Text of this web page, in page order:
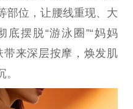
部位，让腰线重现、大
摆脱“游泳圈”“妈妈
带来深层按摩，焕发肌